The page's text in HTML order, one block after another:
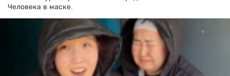
Человека в маске.